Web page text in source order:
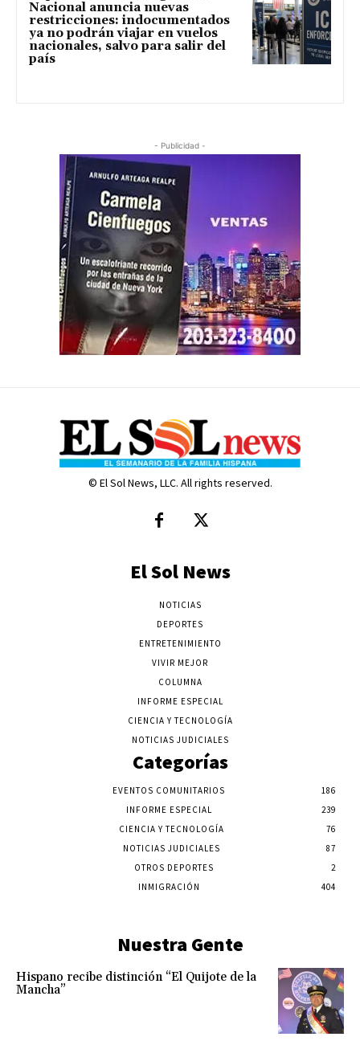
Nacional anuncia nuevas
restricciones: indocumentados
ya no podrán viajar en vuelos
nacionales, salvo para salir del
país
- Publicidad -
© El Sol News, LLC. All rights reserved.
El Sol News
NOTICIAS
DEPORTES
ENTRETENIMIENTO
VIVIR MEJOR
COLUMNA
INFORME ESPECIAL
CIENCIA Y TECNOLOGÍA
NOTICIAS JUDICIALES
Categorías
EVENTOS COMUNITARIOS
186
INFORME ESPECIAL
239
CIENCIA Y TECNOLOGÍA
76
NOTICIAS JUDICIALES
87
OTROS DEPORTES
2
INMIGRACIÓN
404
Nuestra Gente
Hispano recibe distinción “El Quijote de la
Mancha”